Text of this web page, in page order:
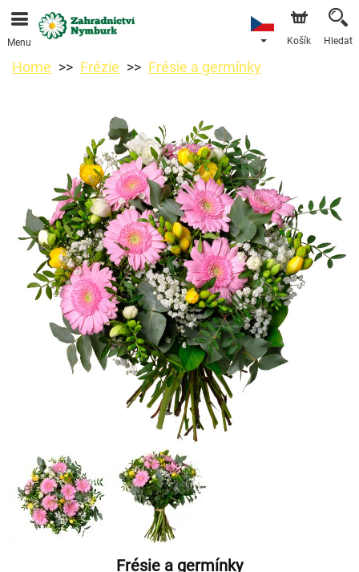
Objednávky přes e-shop přijímáme. Nejbližší možné
doručení je od 11.8.2026 z důvodu dovolené.
Menu Košík Hledat
Home Frézie Frésie a germínky
Frésie a germínky